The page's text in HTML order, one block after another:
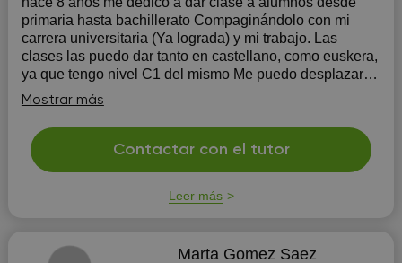
primaria hasta bachillerato Compaginándolo con mi
carrera universitaria (Ya lograda) y mi trabajo. Las
clases las puedo dar tanto en castellano, como euskera,
ya que tengo nivel C1 del mismo Me puedo desplazar a
cualquier part...
Mostrar más
Contactar con el tutor
Leer más
Marta Gomez Saez